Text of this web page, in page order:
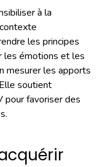
à la
les principes
les émotions et les
mesurer les apports
soutient
pour favoriser des